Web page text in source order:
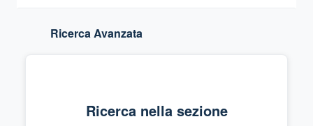
Ricerca Avanzata
Ricerca nella sezione